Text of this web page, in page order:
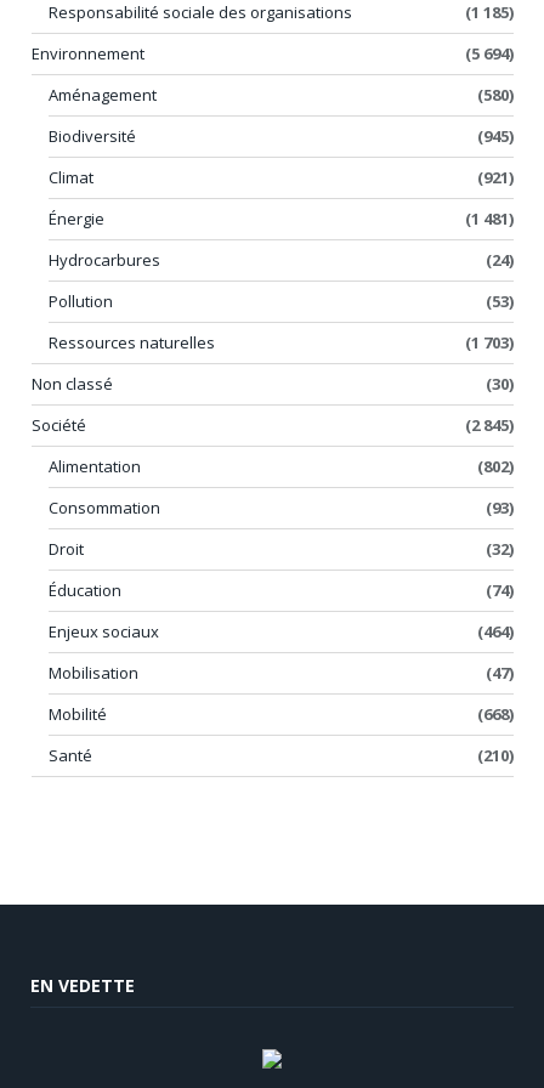
Responsabilité sociale des organisations
(1 185)
Environnement
(5 694)
Aménagement
(580)
Biodiversité
(945)
Climat
(921)
Énergie
(1 481)
Hydrocarbures
(24)
Pollution
(53)
Ressources naturelles
(1 703)
Non classé
(30)
Société
(2 845)
Alimentation
(802)
Consommation
(93)
Droit
(32)
Éducation
(74)
Enjeux sociaux
(464)
Mobilisation
(47)
Mobilité
(668)
Santé
(210)
EN VEDETTE